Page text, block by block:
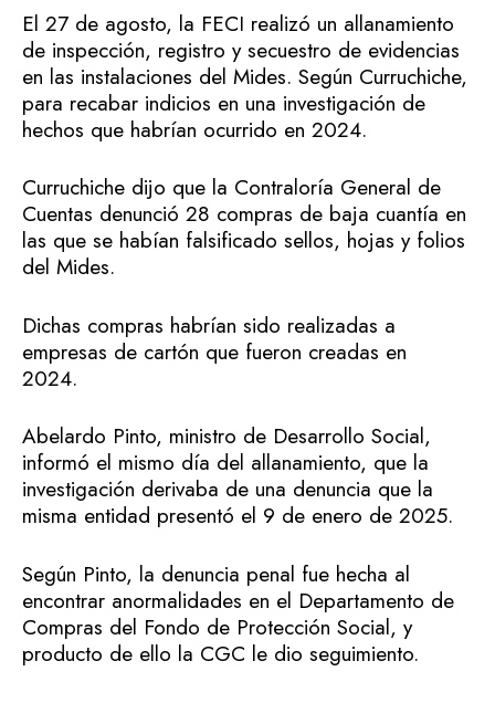
El 27 de agosto, la FECI realizó un allanamiento
de inspección, registro y secuestro de evidencias
en las instalaciones del Mides. Según Curruchiche,
para recabar indicios en una investigación de
hechos que habrían ocurrido en 2024.
Curruchiche dijo que la Contraloría General de
Cuentas denunció 28 compras de baja cuantía en
las que se habían falsificado sellos, hojas y folios
del Mides.
Dichas compras habrían sido realizadas a
empresas de cartón que fueron creadas en
2024.
Abelardo Pinto, ministro de Desarrollo Social,
informó el mismo día del allanamiento, que la
investigación derivaba de una denuncia que la
misma entidad presentó el 9 de enero de 2025.
Según Pinto, la denuncia penal fue hecha al
encontrar anormalidades en el Departamento de
Compras del Fondo de Protección Social, y
producto de ello la CGC le dio seguimiento.